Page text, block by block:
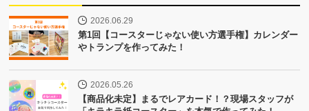
2026.06.29
第1回【コースターじゃない使い方選手権】カレンダー
やトランプを作ってみた！
2026.05.26
【商品化未定】まるでレアカード！？現場スタッフが